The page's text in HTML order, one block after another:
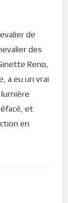
de
des
Reno,
a eu un vrai
lumière
et
en